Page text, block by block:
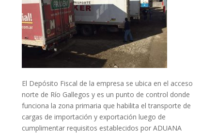
El Depósito Fiscal de la empresa se ubica en el acceso
norte de Río Gallegos y es un punto de control donde
funciona la zona primaria que habilita el transporte de
cargas de importación y exportación luego de
cumplimentar requisitos establecidos por ADUANA